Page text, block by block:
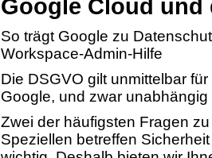
Google Cloud und
So trägt Google zu
Workspace-Admin-Hilfe
Die DSGVO gilt unmittelbar
Google, und zwar
Zwei der häufigsten Fragen
Speziellen betreffen